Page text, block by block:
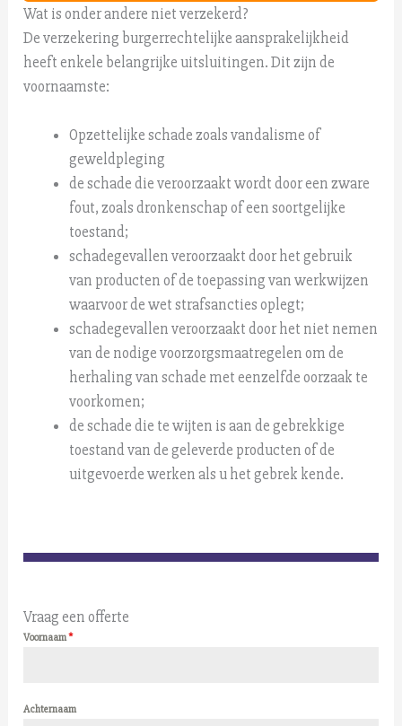
Wat is onder andere niet verzekerd?
De verzekering burgerrechtelijke aansprakelijkheid
heeft enkele belangrijke uitsluitingen. Dit zijn de
voornaamste:
Opzettelijke schade zoals vandalisme of
geweldpleging
de schade die veroorzaakt wordt door een zware
fout, zoals dronkenschap of een soortgelijke
toestand;
schadegevallen veroorzaakt door het gebruik
van producten of de toepassing van werkwijzen
waarvoor de wet strafsancties oplegt;
schadegevallen veroorzaakt door het niet nemen
van de nodige voorzorgsmaatregelen om de
herhaling van schade met eenzelfde oorzaak te
voorkomen;
de schade die te wijten is aan de gebrekkige
toestand van de geleverde producten of de
uitgevoerde werken als u het gebrek kende.
Vraag een offerte
Voornaam*
Achternaam